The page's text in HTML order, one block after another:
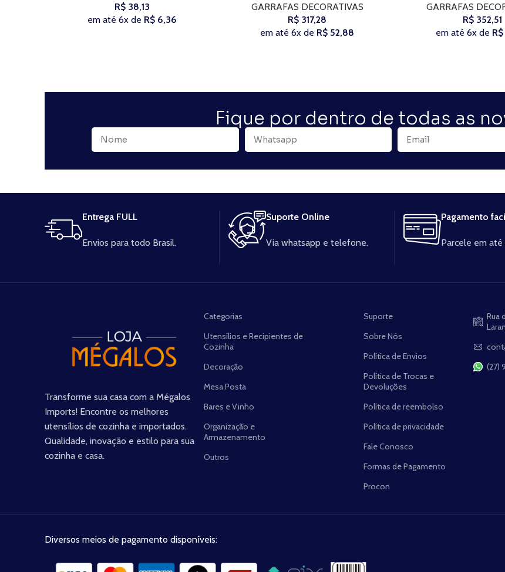
R$ 38,13
em até 6x de R$ 6,36
GARRAFAS DECORATIVAS
R$ 317,28
em até 6x de R$ 52,88
GARRAFAS
R$352,51
em até 6x de R$
Fique por dentro de todas as
Entrega FULL
Envios para todo Brasil.
Suporte Online
Via whatsapp e telefone.
Pagamento
Parcele em
Transforme sua casa com a Mégalos
Imports! Encontre os melhores
utensílios de cozinha e importados.
Qualidade, inovação e estilo para sua
cozinha e casa.
Categorias
Utensílios e Recipientes de
Cozinha
Decoração
Mesa Posta
Bares e Vinho
Organização e
Armazenamento
Outros
Suporte
Sobre Nós
Política de Envios
Política de Trocas e
Devoluções
Política de reembolso
Política de privacidade
Fale Conosco
Formas de Pagamento
Procon
Rua
(27)
Diversos meios de pagamento disponíveis: